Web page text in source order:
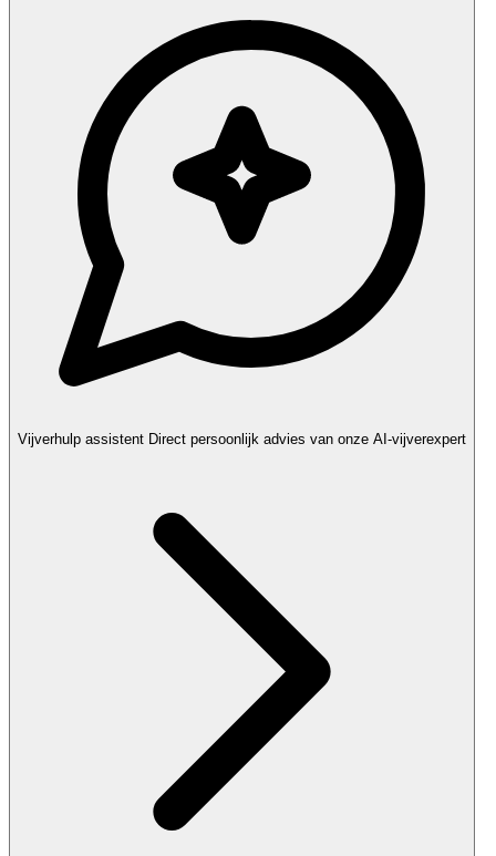
Vijverhulp assistent Direct persoonlijk advies van onze AI-vijverexpert